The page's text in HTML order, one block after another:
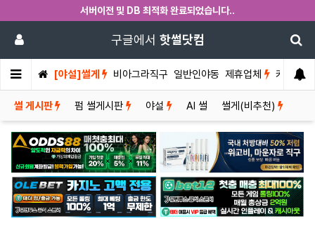
서버이전 및 DB 최적화 완료되었습니다..
구글에서 핫썰닷컴
[야설]썰게 비아그라직구 일반인야동 제휴업체 커뮤니티
썰 게시판 펌 썰게시판 야설 AI 썰 썰게(비추천)